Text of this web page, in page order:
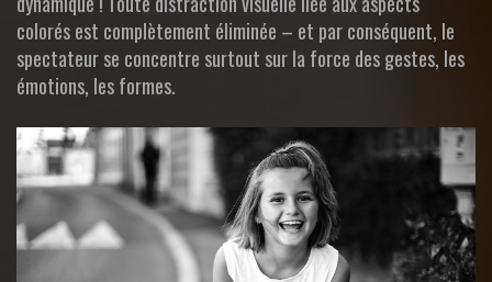
colorés est complètement éliminée – et par conséquent, le
spectateur se concentre surtout sur la force des gestes, les
émotions, les formes.